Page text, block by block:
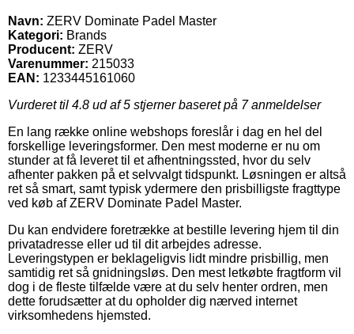
Navn: ZERV Dominate Padel Master
Kategori: Brands
Producent: ZERV
Varenummer: 215033
EAN: 1233445161060
Vurderet til 4.8 ud af 5 stjerner baseret på 7anmeldelser
En lang række online webshops foreslår i dag en hel del
forskellige leveringsformer. Den mest moderne er nu om
stunder at få leveret til et afhentningssted, hvor du selv
afhenter pakken på et selvvalgt tidspunkt. Løsningen er altså
ret så smart, samt typisk ydermere den prisbilligste fragttype
ved køb af ZERV Dominate Padel Master.
Du kan endvidere foretrække at bestille levering hjem til din
privatadresse eller ud til dit arbejdes adresse.
Leveringstypen er beklageligvis lidt mindre prisbillig, men
samtidig ret så gnidningsløs. Den mest letkøbte fragtform vil
dog i de fleste tilfælde være at du selv henter ordren, men
dette forudsætter at du opholder dig nærved internet
virksomhedens hjemsted.